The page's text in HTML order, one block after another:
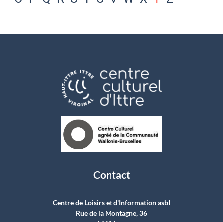
Contact
Centre de Loisirs et d'Information asbI
Rue de la Montagne, 36